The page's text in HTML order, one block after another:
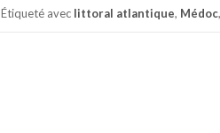
Étiqueté avec littoral atlantique, Médoc,